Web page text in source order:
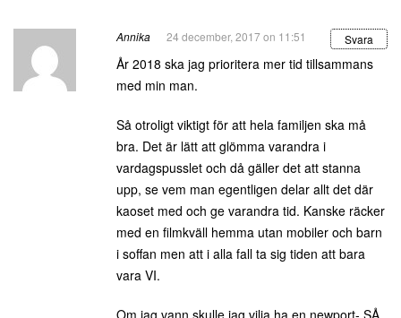
Annika 24 december, 2017 on 11:51 Svara
År 2018 ska jag prioritera mer tid tillsammans
med min man.
Så otroligt viktigt för att hela familjen ska må
bra. Det är lätt att glömma varandra i
vardagspusslet och då gäller det att stanna
upp, se vem man egentligen delar allt det där
kaoset med och ge varandra tid. Kanske räcker
med en filmkväll hemma utan mobiler och barn
i soffan men att i alla fall ta sig tiden att bara
vara VI.
Om jag vann skulle jag vilja ha en newport- SÅ